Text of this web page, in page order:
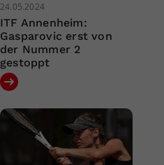
24.05.2024
ITF Annenheim:
Gasparovic erst von
der Nummer 2
gestoppt